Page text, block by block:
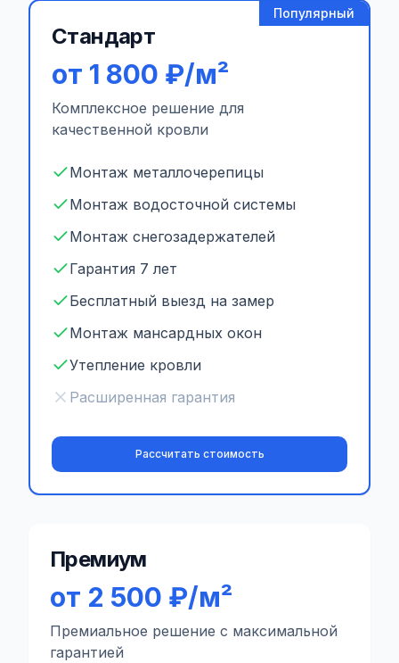
Популярный
Стандарт
от 1 800 ₽/м²
Комплексное решение для
качественной кровли
Монтаж металлочерепицы
Монтаж водосточной системы
Монтаж снегозадержателей
Гарантия 7 лет
Бесплатный выезд на замер
Монтаж мансардных окон
Утепление кровли
Расширенная гарантия
Рассчитать стоимость
Премиум
от 2 500 ₽/м²
Премиальное решение с максимальной
гарантией